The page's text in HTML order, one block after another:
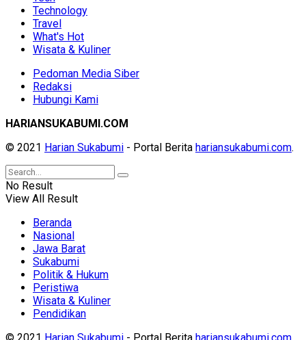
Technology
Travel
What's Hot
Wisata & Kuliner
Pedoman Media Siber
Redaksi
Hubungi Kami
HARIANSUKABUMI.COM
© 2021 Harian Sukabumi - Portal Berita hariansukabumi.com.
No Result
View All Result
Beranda
Nasional
Jawa Barat
Sukabumi
Politik & Hukum
Peristiwa
Wisata & Kuliner
Pendidikan
© 2021 Harian Sukabumi - Portal Berita hariansukabumi.com